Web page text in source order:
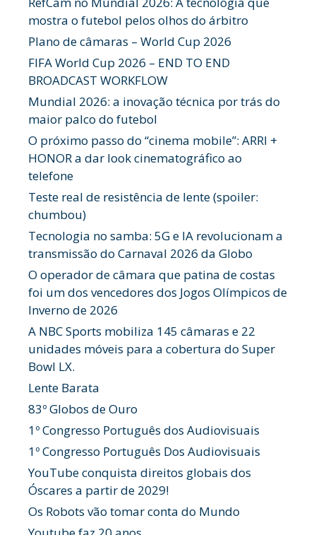
mostra o futebol pelos olhos do árbitro
Plano de câmaras – World Cup 2026
FIFA World Cup 2026 – END TO END
BROADCAST WORKFLOW
Mundial 2026: a inovação técnica por trás do
maior palco do futebol
O próximo passo do “cinema mobile”: ARRI +
HONOR a dar look cinematográfico ao
telefone
Teste real de resistência de lente (spoiler:
chumbou)
Tecnologia no samba: 5G e IA revolucionam a
transmissão do Carnaval 2026 da Globo
O operador de câmara que patina de costas
foi um dos vencedores dos Jogos Olímpicos de
Inverno de 2026
A NBC Sports mobiliza 145 câmaras e 22
unidades móveis para a cobertura do Super
Bowl LX.
Lente Barata
83º Globos de Ouro
1º Congresso Português dos Audiovisuais
1º Congresso Português Dos Audiovisuais
YouTube conquista direitos globais dos
Óscares a partir de 2029!
Os Robots vão tomar conta do Mundo